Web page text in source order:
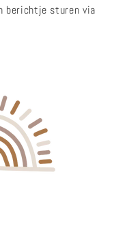
berichtje sturen via